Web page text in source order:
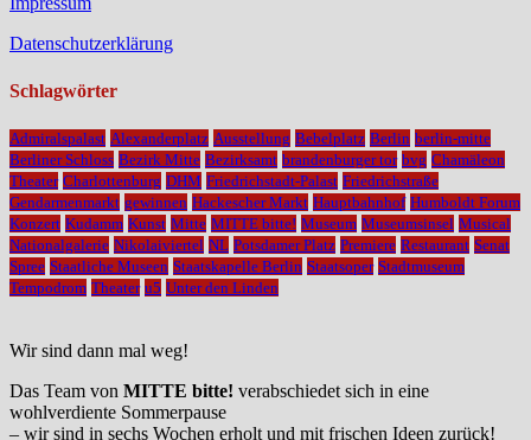
Datenschutzerklärung
Schlagwörter
Admiralspalast Alexanderplatz Ausstellung Bebelplatz Berlin berlin-mitte
Berliner Schloss Bezirk Mitte Bezirksamt brandenburger tor bvg Chamäleon
Theater Charlottenburg DHM Friedrichstadt-Palast Friedrichstraße
Gendarmenmarkt gewinnen Hackescher Markt Hauptbahnhof Humboldt Forum
Konzert Kudamm Kunst Mitte MITTE bitte! Museum Museumsinsel Musical
Nationalgalerie Nikolaiviertel NL Potsdamer Platz Premiere Restaurant Senat
Spree Staatliche Museen Staatskapelle Berlin Staatsoper Stadtmuseum
Tempodrom Theater u5 Unter den Linden
Wir sind dann mal weg!
Das Team von MITTE bitte! verabschiedet sich in eine
wohlverdiente Sommerpause
– wir sind in sechs Wochen erholt und mit frischen Ideen zurück!